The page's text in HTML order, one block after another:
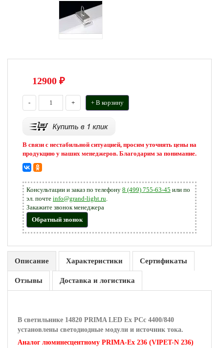
12900 ₽
- + + В корзину
В связи с нестабильной ситуацией, просим уточнять цены на
продукцию у наших менеджеров. Благодарим за понимание.
Консультации и заказ по телефону 8 (499) 755-63-45 или по
эл. почте info@grand-light.ru.
Закажите звонок менеджера
Обратный звонок
Описание Характеристики Сертификаты
Отзывы Доставка и логистика
В светильнике 14820 PRIMA LED Ex PCc 4400/840
установлены светодиодные модули и источник тока.
Аналог люминесцентному PRIMA-Ex 236 (VIPET-N 236)